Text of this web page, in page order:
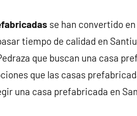
se han convertido
tiempo de calidad en
que buscan una casa
que las casas
una casa prefabricada en